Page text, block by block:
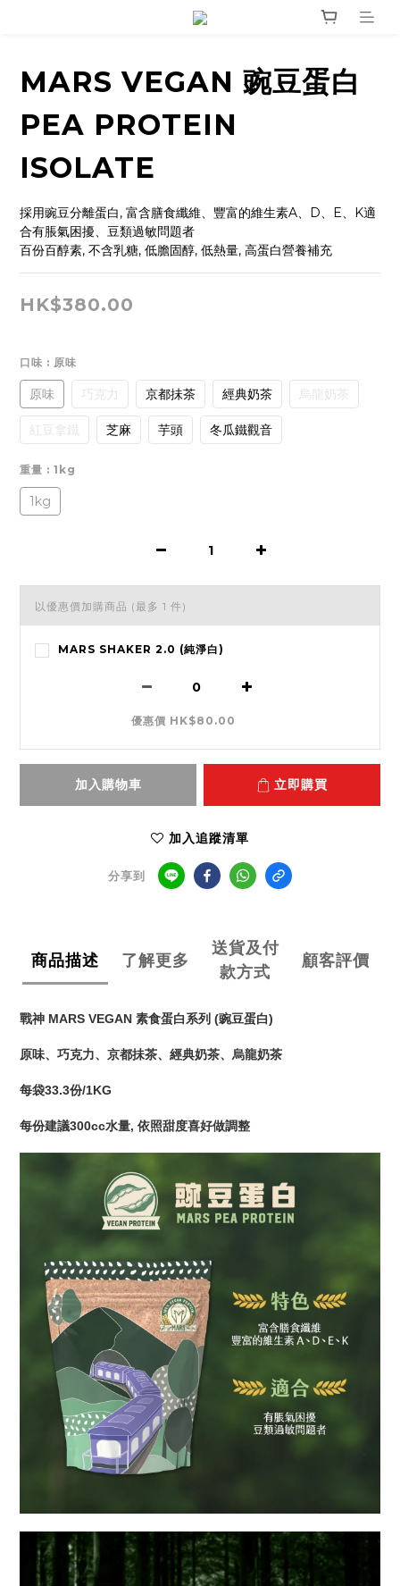
MARS VEGAN 豌豆蛋白
PEA PROTEIN
ISOLATE
採用豌豆分離蛋白, 富含膳食纖維、豐富的維生素A、D、E、K適
合有脹氣困擾、豆類過敏問題者
百份百醇素, 不含乳糖, 低膽固醇, 低熱量, 高蛋白營養補充
HK$380.00
口味 : 原味
原味 巧克力 京都抺茶 經典奶茶 烏龍奶茶
紅豆拿鐵 芝麻 芋頭 冬瓜鐵觀音
重量 : 1kg
1kg
以優惠價加購商品 (最多 1 件)
MARS SHAKER 2.0 (純淨白)
優惠價 HK$80.00
加入購物車 立即購買
加入追蹤清單
分享到
商品描述 了解更多
送貨及付
款方式
顧客評價
戰神 MARS VEGAN 素食蛋白系列 (豌豆蛋白)
原味、 巧克力、 京都抺茶、 經典奶茶、 烏龍奶茶
每袋33.3份/1KG
每份建議300cc水量, 依照甜度喜好做調整